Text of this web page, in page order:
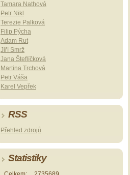
Tamara Nathová
Petr Nikl
Terezie Palková
Filip Pýcha
Adam Rut
Jiří Smrž
Jana Šteflíčková
Martina Trchová
Petr Váša
Karel Vepřek
RSS
Přehled zdrojů
Statistiky